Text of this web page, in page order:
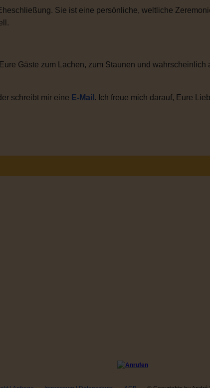
Sie ist eine persönliche, weltliche
Gäste zum Lachen, zum Staunen und
schreibt mir eine E-Mail . Ich freue mich darauf, Eure